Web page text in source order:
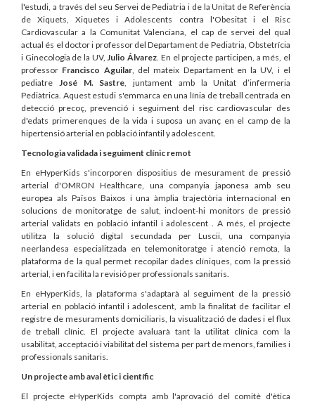
l'estudi, a través del seu Servei de Pediatria i de la Unitat de Referència
de Xiquets, Xiquetes i Adolescents contra l'Obesitat i el Risc
Cardiovascular a la Comunitat Valenciana, el cap de servei del qual
actual és el doctor i professor del Departament de Pediatria, Obstetrícia
i Ginecologia de la UV, Julio Álvarez . En el projecte participen, a més, el
professor Francisco Aguilar, del mateix Departament en la UV, i el
pediatre
José M. Sastre , juntament amb la Unitat d’infermeria
Pediàtrica. Aquest estudi s'emmarca en una línia de treball centrada en
detecció precoç, prevenció i seguiment del risc cardiovascular des
d'edats primerenques de la vida i suposa un avanç en el camp de la
hipertensió arterial en població infantil y adolescent.
Tecnologia validada i seguiment clínic remot
En eHyperKids s'incorporen dispositius de mesurament de pressió
arterial d'OMRON Healthcare, una companyia japonesa amb seu
europea als Països Baixos i una àmplia trajectòria internacional en
solucions de monitoratge de salut, incloent-hi monitors de pressió
arterial validats en població infantil i adolescent . A més, el projecte
utilitza la solució digital secundada per Luscii, una companyia
neerlandesa especialitzada en telemonitoratge i atenció remota, la
plataforma de la qual permet recopilar dades clíniques, com la pressió
arterial, i en facilita la revisió per professionals sanitaris.
En eHyperKids, la plataforma s'adaptarà al seguiment de la pressió
arterial en població infantil i adolescent, amb la finalitat de facilitar el
registre de mesuraments domiciliaris, la visualització de dades i el flux
de treball clínic. El projecte avaluarà tant la utilitat clínica com la
usabilitat, acceptació i viabilitat del sistema per part de menors, famílies i
professionals sanitaris.
Un projecte amb aval ètic i científic
El projecte eHyperKids compta amb l'aprovació del comitè d'ètica